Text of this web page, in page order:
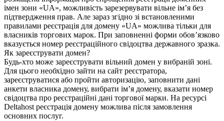
імен зони «UA», можливість зарезервувати вільне ім’я без
підтвердження прав. Але зараз згідно зі встановленими
правилами реєстрація для домену «UA» можлива тільки для
власників торгових марок. При заповненні форми обов’язково
вказується номер реєстраційного свідоцтва державного зразка.
Як зареєструвати домен?
Будь-хто може зареєструвати вільний домен у вибраній зоні.
Для цього необхідно зайти на сайт реєстратора,
зареєструватися або пройти авторизацію, заповнити дані
анкети власника домену, вибрати ім’я домену, вказати номер
свідоцтва про реєстраційні дані торгової марки. На ресурсі
Deltahost реєстрація домену можлива після замовлення
основних послуг.